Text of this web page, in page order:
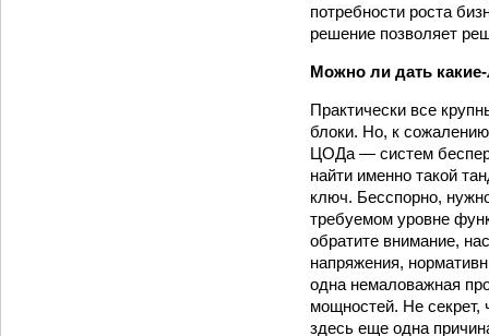
потребности роста
решение позволяет
Можно ли дать
Практически все
блоки. Но, к
ЦОДа — систем
найти именно такой
ключ. Бесспорно,
требуемом уровне
обратите внимание,
напряжения,
одна немаловажная
мощностей. Не секрет,
здесь еще одна